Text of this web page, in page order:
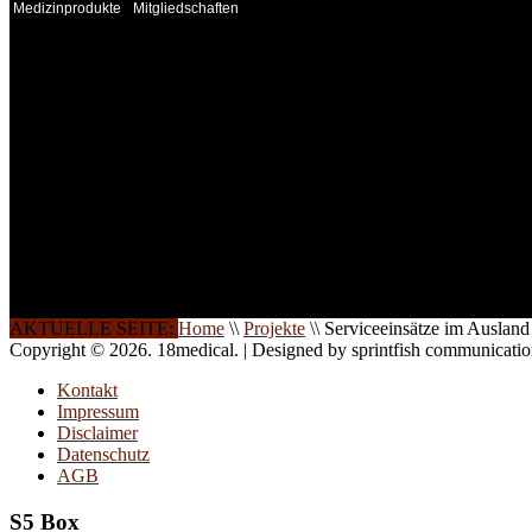
Medizinprodukte
Mitgliedschaften
AKTUELLE SEITE: Home \\ Projekte \\ Serviceeinsätze im Ausland
Copyright © 2026. 18medical. | Designed by sprintfish
Kontakt
Impressum
Disclaimer
Datenschutz
AGB
S5 Box